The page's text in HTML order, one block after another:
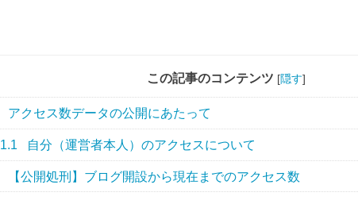
この記事のコンテンツ [隠す]
アクセス数データの公開にあたって
1.1 自分（運営者本人）のアクセスについて
【公開処刑】ブログ開設から現在までのアクセス数